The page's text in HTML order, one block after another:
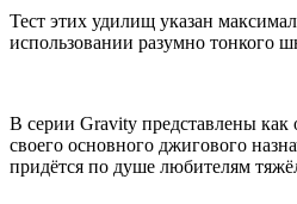
Тест этих удилищ указан
использовании разумно тонкого
В серии Gravity представлены
своего основного джигового
придётся по душе любителям